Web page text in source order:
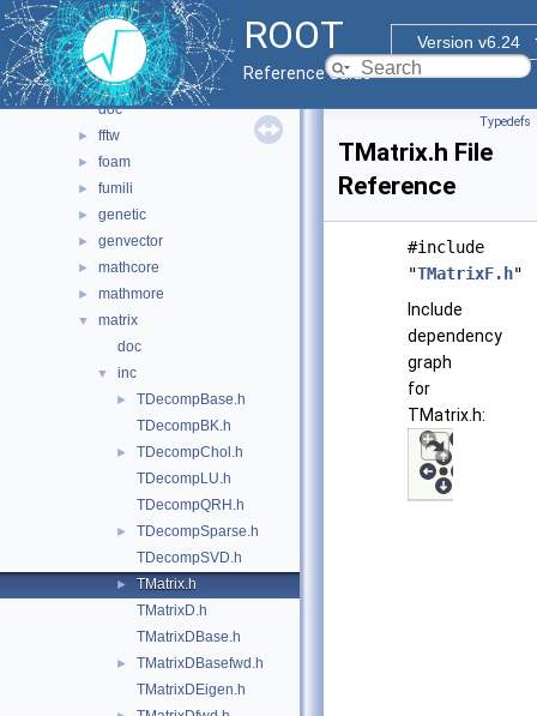
ROOT
Version v6.24
Reference Guide
► html
► io
► main
▼ math
doc
► fftw
► foam
► fumili
► genetic
► genvector
► mathcore
► mathmore
▼
matrix
doc
▼ inc
►
TDecompBase.h
TDecompBK.h
►
TDecompChol.h
TDecompLU.h
TDecompQRH.h
►
TDecompSparse.h
TDecompSVD.h
►
TMatrix.h
TMatrixD.h
TMatrixDBase.h
►
TMatrixDBasefwd.h
TMatrixDEigen.h
Typedefs
TMatrix.h File
Reference
#include
"TMatrixF.h"
Include
dependency
graph
for
TMatrix.h: